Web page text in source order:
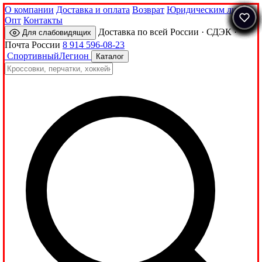
О компании Доставка и оплата Возврат Юридическим лицам
Опт Контакты
Для слабовидящих
Доставка по всей России · СДЭК ·
Почта России 8 914 596-08-23
СпортивныйЛегион Каталог